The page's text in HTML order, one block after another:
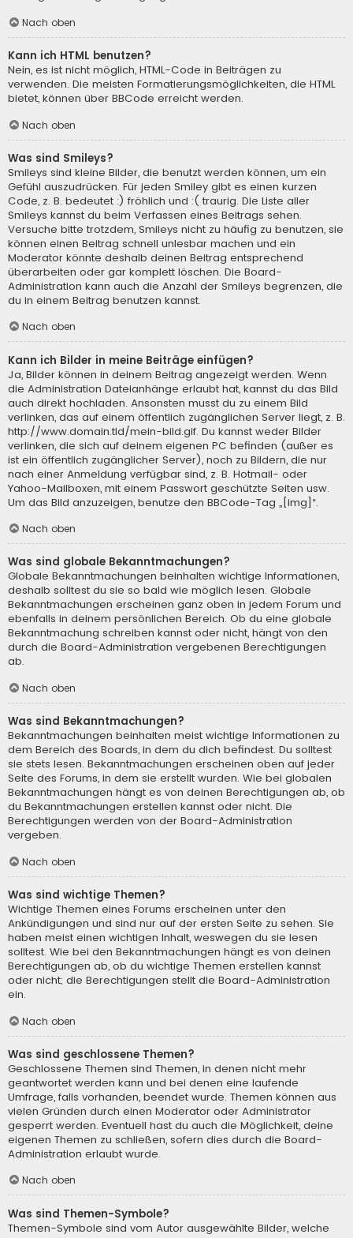
Nach oben
Kann ich HTML benutzen?
Nein, es ist nicht möglich, HTML-Code in Beiträgen zu
verwenden. Die meisten Formatierungsmöglichkeiten, die HTML
bietet, können über BBCode erreicht werden.
Nach oben
Was sind Smileys?
Smileys sind kleine Bilder, die benutzt werden können, um ein
Gefühl auszudrücken. Für jeden Smiley gibt es einen kurzen
Code, z. B. bedeutet :) fröhlich und :( traurig. Die Liste aller
Smileys kannst du beim Verfassen eines Beitrags sehen.
Versuche bitte trotzdem, Smileys nicht zu häufig zu benutzen, sie
können einen Beitrag schnell unlesbar machen und ein
Moderator könnte deshalb deinen Beitrag entsprechend
überarbeiten oder gar komplett löschen. Die Board-
Administration kann auch die Anzahl der Smileys begrenzen, die
du in einem Beitrag benutzen kannst.
Nach oben
Kann ich Bilder in meine Beiträge einfügen?
Ja, Bilder können in deinem Beitrag angezeigt werden. Wenn
die Administration Dateianhänge erlaubt hat, kannst du das Bild
auch direkt hochladen. Ansonsten musst du zu einem Bild
verlinken, das auf einem öffentlich zugänglichen Server liegt, z. B.
http://www.domain.tld/mein-bild.gif. Du kannst weder Bilder
verlinken, die sich auf deinem eigenen PC befinden (außer es
ist ein öffentlich zugänglicher Server), noch zu Bildern, die nur
nach einer Anmeldung verfügbar sind, z. B. Hotmail- oder
Yahoo-Mailboxen, mit einem Passwort geschützte Seiten usw.
Um das Bild anzuzeigen, benutze den BBCode-Tag „[img]“.
Nach oben
Was sind globale Bekanntmachungen?
Globale Bekanntmachungen beinhalten wichtige Informationen,
deshalb solltest du sie so bald wie möglich lesen. Globale
Bekanntmachungen erscheinen ganz oben in jedem Forum und
ebenfalls in deinem persönlichen Bereich. Ob du eine globale
Bekanntmachung schreiben kannst oder nicht, hängt von den
durch die Board-Administration vergebenen Berechtigungen
ab.
Nach oben
Was sind Bekanntmachungen?
Bekanntmachungen beinhalten meist wichtige Informationen zu
dem Bereich des Boards, in dem du dich befindest. Du solltest
sie stets lesen. Bekanntmachungen erscheinen oben auf jeder
Seite des Forums, in dem sie erstellt wurden. Wie bei globalen
Bekanntmachungen hängt es von deinen Berechtigungen ab, ob
du Bekanntmachungen erstellen kannst oder nicht. Die
Berechtigungen werden von der Board-Administration
vergeben.
Nach oben
Was sind wichtige Themen?
Wichtige Themen eines Forums erscheinen unter den
Ankündigungen und sind nur auf der ersten Seite zu sehen. Sie
haben meist einen wichtigen Inhalt, weswegen du sie lesen
solltest. Wie bei den Bekanntmachungen hängt es von deinen
Berechtigungen ab, ob du wichtige Themen erstellen kannst
oder nicht; die Berechtigungen stellt die Board-Administration
ein.
Nach oben
Was sind geschlossene Themen?
Geschlossene Themen sind Themen, in denen nicht mehr
geantwortet werden kann und bei denen eine laufende
Umfrage, falls vorhanden, beendet wurde. Themen können aus
vielen Gründen durch einen Moderator oder Administrator
gesperrt werden. Eventuell hast du auch die Möglichkeit, deine
eigenen Themen zu schließen, sofern dies durch die Board-
Administration erlaubt wurde.
Nach oben
Was sind Themen-Symbole?
Themen-Symbole sind vom Autor ausgewählte Bilder, welche